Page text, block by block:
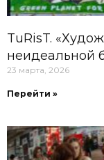
TuRisT.
неидеальной
23 марта, 2026
Перейти »